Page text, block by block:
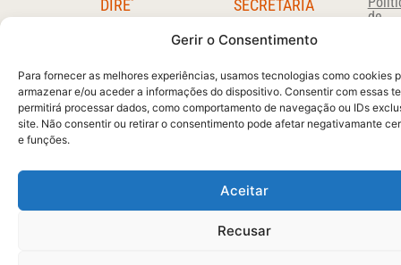
Gerir o Consentimento
Para fornecer as melhores experiências, usamos tecnologias como cookies
armazenar e/ou aceder a informações do dispositivo. Consentir com essas
permitirá processar dados, como comportamento de navegação ou IDs
site. Não consentir ou retirar o consentimento pode afetar negativamante
e funções.
Aceitar
Recusar
de
DIRETOR
DEPARTAMENTO
Carvalho
migcar@det.uminho.pt
Tel:
+351 253510280
fixa
SECRETARIA
Carla
Sousa
José
Ferreira